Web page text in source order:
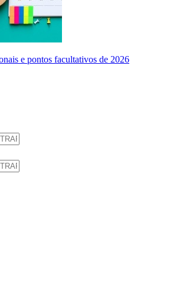
e pontos facultativos de 2026